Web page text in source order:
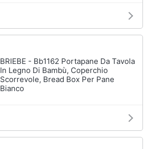
BRIEBE - Bb1162 Portapane Da Tavola
In Legno Di Bambù, Coperchio
Scorrevole, Bread Box Per Pane
Bianco